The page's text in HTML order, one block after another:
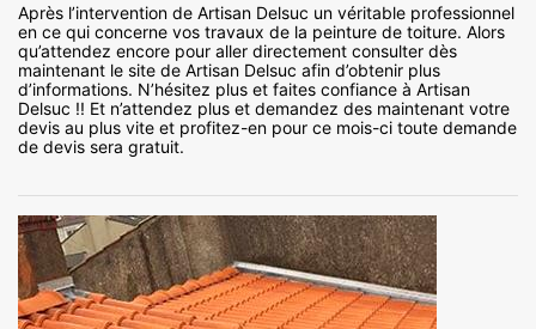
Après l’intervention de Artisan Delsuc un véritable professionnel
en ce qui concerne vos travaux de la peinture de toiture. Alors
qu’attendez encore pour aller directement consulter dès
maintenant le site de Artisan Delsuc afin d’obtenir plus
d’informations. N’hésitez plus et faites confiance à Artisan
Delsuc !! Et n’attendez plus et demandez des maintenant votre
devis au plus vite et profitez-en pour ce mois-ci toute demande
de devis sera gratuit.